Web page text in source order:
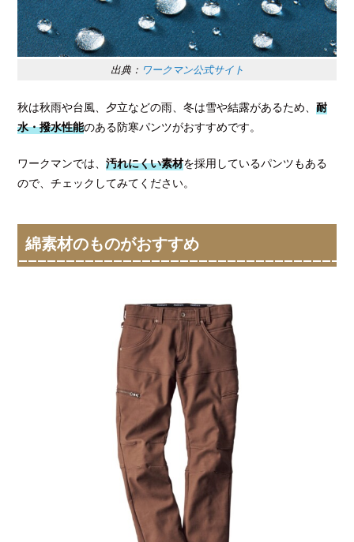
出典： ワークマン公式サイト
秋は秋雨や台風、夕立などの雨、冬は雪や結露があるため、耐
水・撥水性能のある防寒パンツがおすすめです。
ワークマンでは、汚れにくい素材を採用しているパンツもある
ので、チェックしてみてください。
綿素材のものがおすすめ